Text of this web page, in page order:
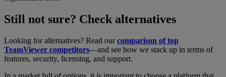
Still not sure? Check alternatives
Looking for alternatives? Read ourcomparison of top
TeamViewer competitors—and see how we stack up in terms of
features, security, licensing, and support.